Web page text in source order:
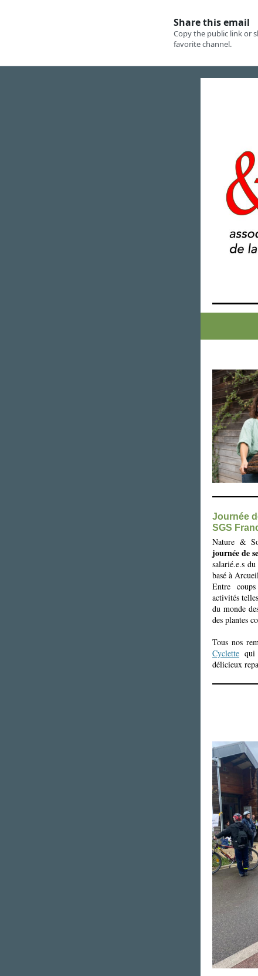
Journée
SGS
Nature &
journée de
salarié.e.s du
basé à
Entre
activités
du monde
des plantes
Tous nos
Cyclette
délicieux